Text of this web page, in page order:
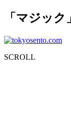
「マジッ
SCROLL